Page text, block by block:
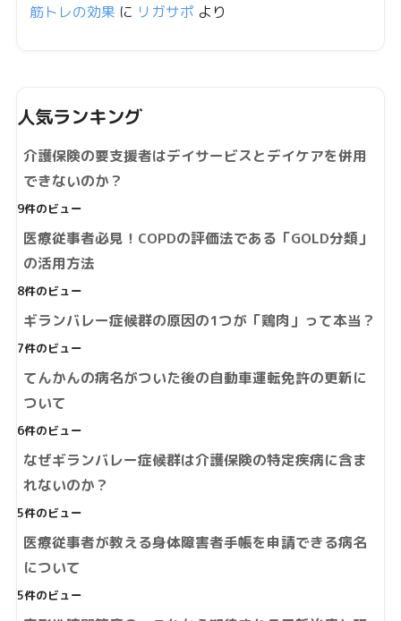
筋トレの効果 に リガサポ より
人気ランキング
介護保険の要支援者はデイサービスとデイケアを併用
できないのか？
9件のビュー
医療従事者必見！COPDの評価法である「GOLD分類」
の活用方法
8件のビュー
ギランバレー症候群の原因の1つが「鶏肉」って本当？
7件のビュー
てんかんの病名がついた後の自動車運転免許の更新に
ついて
6件のビュー
なぜギランバレー症候群は介護保険の特定疾病に含ま
れないのか？
5件のビュー
医療従事者が教える身体障害者手帳を申請できる病名
について
5件のビュー